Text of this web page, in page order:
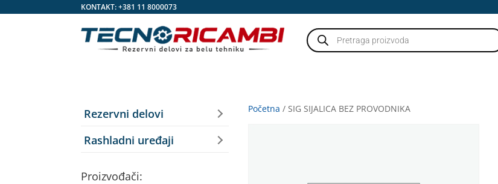
KONTAKT:+381 11 8000073
Products
search
Početna / SIG SIJALICA BEZ PROVODNIKA
Rezervni delovi
Rashladni uređaji
Proizvođači: